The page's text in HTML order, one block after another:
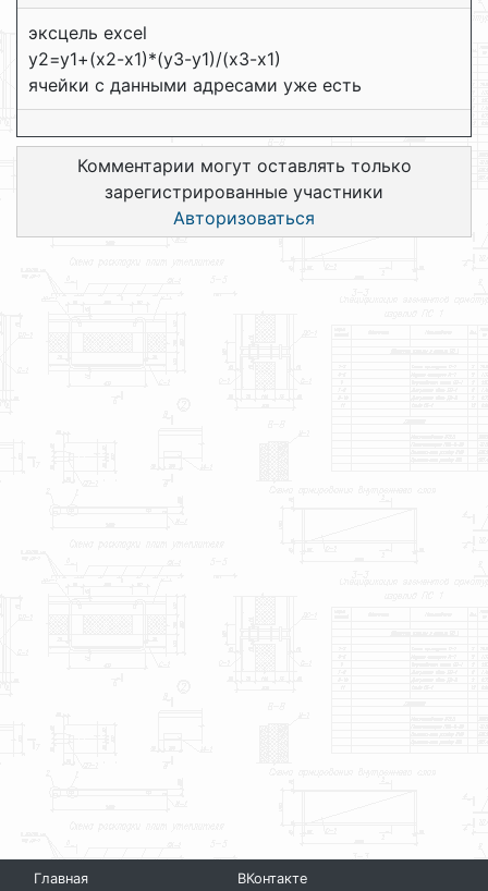
эксцель excel
y2=y1+(x2-x1)*(y3-y1)/(x3-x1)
ячейки с данными адресами уже есть
Комментарии могут оставлять только
зарегистрированные участники
Авторизоваться
Главная ВКонтакте